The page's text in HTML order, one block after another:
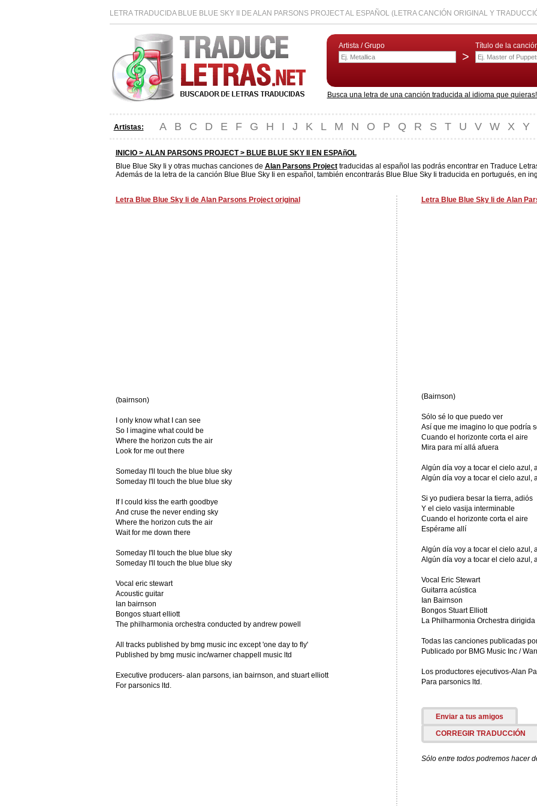
LETRA TRADUCIDA BLUE BLUE SKY II DE ALAN PARSONS PROJECT AL ESPAÑOL (LETRA CANCIÓN ORIGINAL Y
Artista / Grupo
>
Título de la
Busca una letra de una canción traducida al idioma que
Artistas: A B C D E F G H I J K L M N O P Q R S T U V W X Y
INICIO > ALAN PARSONS PROJECT> BLUE BLUE SKY II EN ESPAñOL
Blue Blue Sky Ii y otras muchas canciones de Alan Parsons Projecttraducidas al español las podrás encontrar en Traduce
Además de la letra de la canción Blue Blue Sky Ii en español, también encontrarás Blue Blue Sky Ii traducida en portugués, en
Letra Blue Blue Sky Ii de Alan Parsons Project original
(bairnson)
I only know what I can see
So I imagine what could be
Where the horizon cuts the air
Look for me out there
Someday I'll touch the blue blue sky
Someday I'll touch the blue blue sky
If I could kiss the earth goodbye
And cruse the never ending sky
Where the horizon cuts the air
Wait for me down there
Someday I'll touch the blue blue sky
Someday I'll touch the blue blue sky
Vocal eric stewart
Acoustic guitar
Ian bairnson
Bongos stuart elliott
The philharmonia orchestra conducted by andrew powell
All tracks published by bmg music inc except 'one day to fly'
Published by bmg music inc/warner chappell music ltd
Executive producers- alan parsons, ian bairnson, and stuart elliott
For parsonics ltd.
Letra Blue Blue Sky Ii de Alan
(Bairnson)
Sólo sé lo que puedo ver
Así que me imagino lo que podría
Cuando el horizonte corta el aire
Mira para mí allá afuera
Algún día voy a tocar el cielo azul,
Algún día voy a tocar el cielo azul,
Si yo pudiera besar la tierra, adiós
Y el cielo vasija interminable
Cuando el horizonte corta el aire
Espérame allí
Algún día voy a tocar el cielo azul,
Algún día voy a tocar el cielo azul,
Vocal Eric Stewart
Guitarra acústica
Ian Bairnson
Bongos Stuart Elliott
La Philharmonia Orchestra dirigida
Todas las canciones publicadas
Publicado por BMG Music Inc /
Los productores ejecutivos-Alan
Para parsonics ltd.
Enviar a tus amigos
CORREGIR TRADUCCIÓN
Sólo entre todos podremos hacer